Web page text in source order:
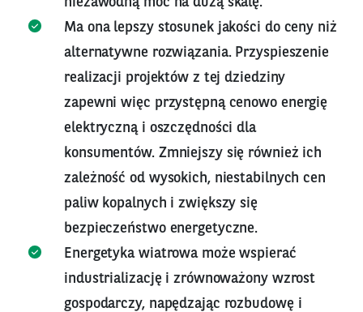
Ma ona lepszy stosunek jakości do ceny niż
alternatywne rozwiązania. Przyspieszenie
realizacji projektów z tej dziedziny
zapewni więc przystępną cenowo energię
elektryczną i oszczędności dla
konsumentów. Zmniejszy się również ich
zależność od wysokich, niestabilnych cen
paliw kopalnych i zwiększy się
bezpieczeństwo energetyczne.
Energetyka wiatrowa może wspierać
industrializację i zrównoważony wzrost
gospodarczy, napędzając rozbudowę i